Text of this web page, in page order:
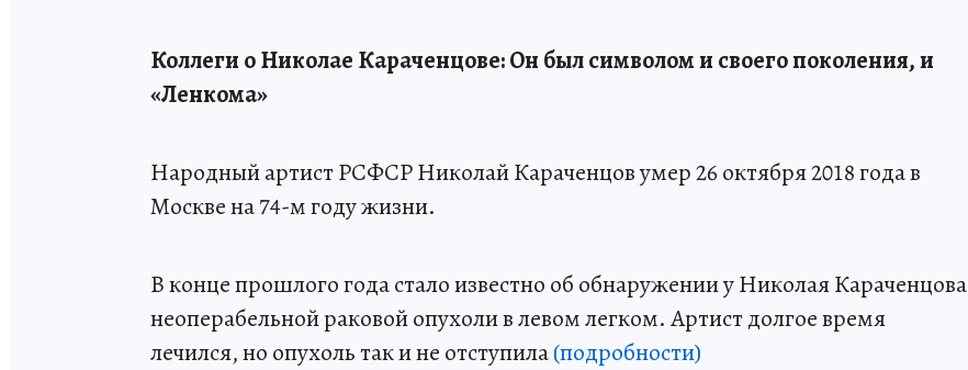
Коллеги о Николае Караченцове: Он был символом и своего поколения, и
«Ленкома»
Народный артист РСФСР Николай Караченцов умер 26 октября 2018 года в
Москве на 74-м году жизни.
В конце прошлого года стало известно об обнаружении у Николая Караченцова
неоперабельной раковой опухоли в левом легком. Артист долгое время
лечился, но опухоль так и не отступила(подробности)